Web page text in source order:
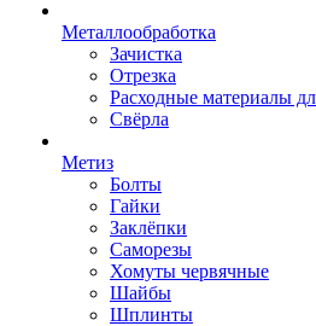
Металлообработка
Зачистка
Отрезка
Расходные материалы
Свёрла
Метиз
Болты
Гайки
Заклёпки
Саморезы
Хомуты червячные
Шайбы
Шплинты